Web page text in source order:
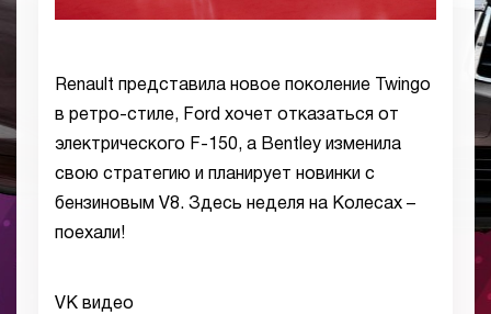
Renault представила новое поколение Twingo
в ретро-стиле, Ford хочет отказаться от
электрического F-150, а Bentley изменила
свою стратегию и планирует новинки с
бензиновым V8. Здесь неделя на Колесах –
поехали!
VK видео